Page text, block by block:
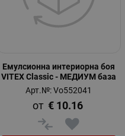
Емулсионна интериорна боя
VITEX Classic - МЕДИУМ база
Арт.№: Vo552041
10.16
€